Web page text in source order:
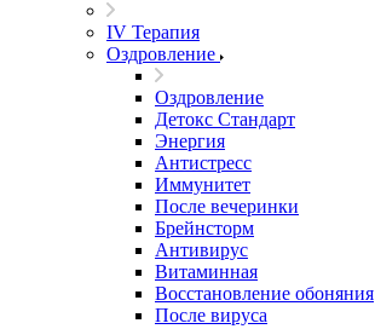
IV Терапия
Оздровление
Оздровление
Детокс Стандарт
Энергия
Антистресс
Иммунитет
После вечеринки
Брейнсторм
Антивирус
Витаминная
Восстановление обоняния
После вируса